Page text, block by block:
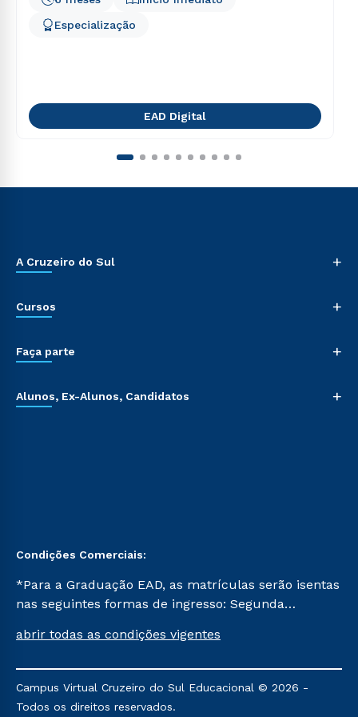
Especialização
EAD Digital
A Cruzeiro do Sul +
Cursos +
Faça parte +
Alunos, Ex-Alunos, Candidatos +
Condições Comerciais:
*Para a Graduação EAD, as matrículas serão isentas
nas seguintes formas de ingresso: Segunda
Já para as demais, a taxa de matrícula será de R$
mencionadas são referentes aos cursos: Ensino
Religioso, Geografia para a Docência e Metodologia
abrir todas as condições vigentes
Campus Virtual Cruzeiro do Sul Educacional © 2026 -
Todos os direitos reservados.